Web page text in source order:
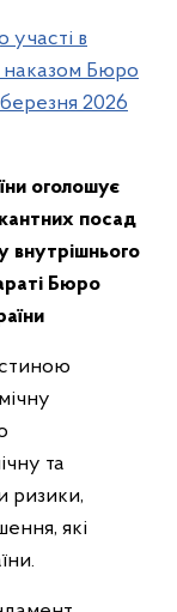
участі в
наказом Бюро
березня 2026
оголошує
посад
внутрішнього
Бюро
та
ризики,
які